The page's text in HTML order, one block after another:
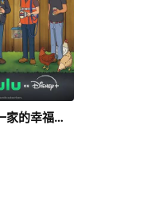
乡巴佬希尔一家的幸福生活第十五季